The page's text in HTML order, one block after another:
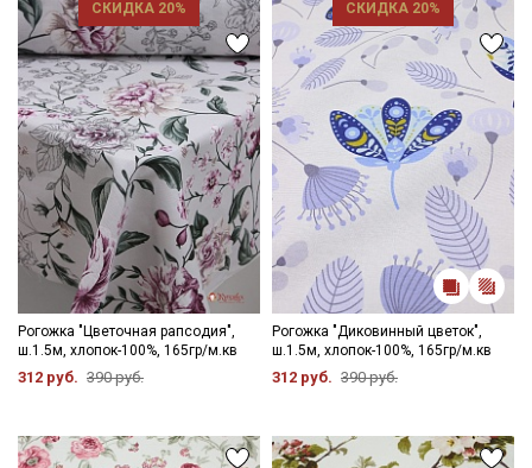
СКИДКА 20%
Рогожка "Цветочная рапсодия",
ш.1.5м, хлопок-100%, 165гр/м.кв
312 руб. 390 руб.
СКИДКА 20%
Рогожка "Диковинный цветок",
ш.1.5м, хлопок-100%, 165гр/м.кв
312 руб. 390 руб.